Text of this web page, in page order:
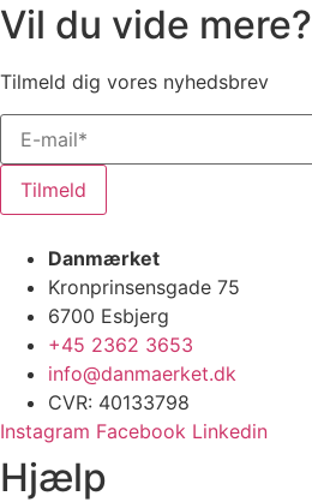
Vil du vide mere?
Tilmeld dig vores nyhedsbrev
Tilmeld
Danmærket
Kronprinsensgade 75
6700 Esbjerg
+45 2362 3653
info@danmaerket.dk
CVR: 40133798
Instagram Facebook Linkedin
Hjælp